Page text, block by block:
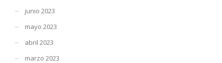
junio 2023
mayo 2023
abril 2023
marzo 2023